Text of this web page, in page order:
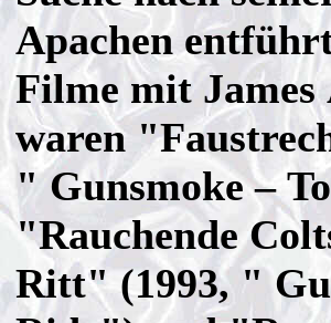
Apachen
Filme mit
waren
" Gunsmoke –
"Rauchende
Ritt" (1993, "